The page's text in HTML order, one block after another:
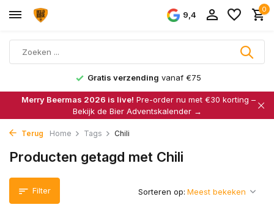
9,4
0
Gratis verzending vanaf €75
Merry Beermas 2026 is live! Pre-order nu met €30 korting –
Bekijk de Bier Adventskalender →
Terug Home Tags Chili
Producten getagd met Chili
Filter Sorteren op: